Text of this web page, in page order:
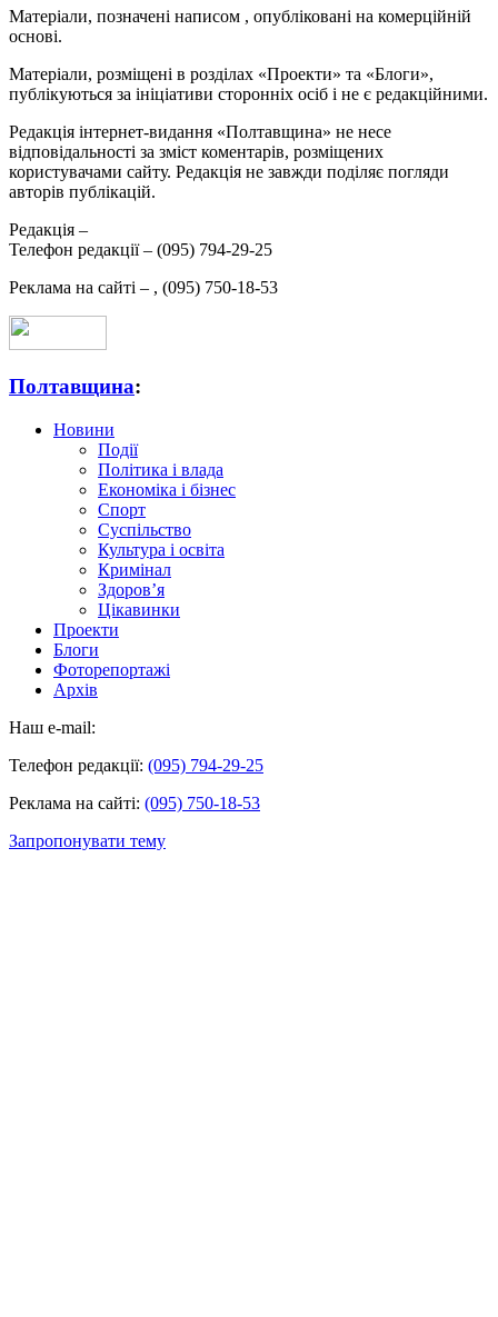
Матеріали, позначені написом , опубліковані на комерційній
основі.
Матеріали, розміщені в розділах «Проекти» та «Блоги»,
публікуються за ініціативи сторонніх осіб і не є редакційними.
Редакція інтернет-видання «Полтавщина» не несе
відповідальності за зміст коментарів, розміщених
користувачами сайту. Редакція не завжди поділяє погляди
авторів публікацій.
Редакція –
Телефон редакції – (095) 794-29-25
Реклама на сайті – , (095) 750-18-53
Полтавщина:
Новини
Події
Політика і влада
Економіка і бізнес
Спорт
Суспільство
Культура і освіта
Кримінал
Здоров’я
Цікавинки
Проекти
Блоги
Фоторепортажі
Архів
Наш e-mail:
Телефон редакції: (095) 794-29-25
Реклама на сайті: (095) 750-18-53
Запропонувати тему